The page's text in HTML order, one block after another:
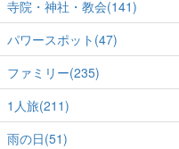
寺院・神社・教会(141)
パワースポット(47)
ファミリー(235)
1人旅(211)
雨の日(51)